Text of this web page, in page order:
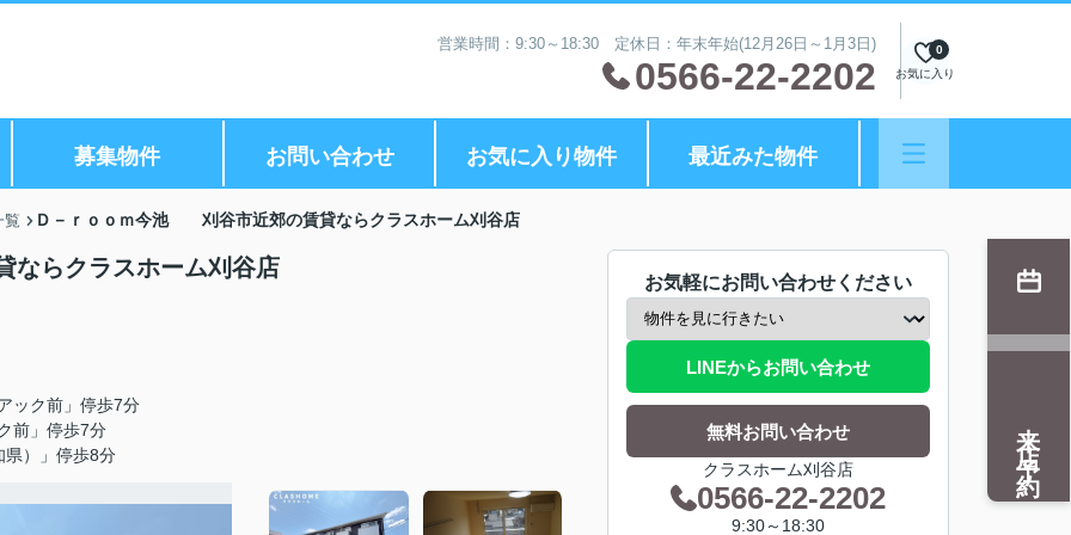
営業時間：9:30～18:30 定休日：年末年始(12月26日～1月3日)
0566-22-2202 お気に入り
0
募集物件 お問い合わせ お気に入り物件 最近みた物件
覧 Ｄ－ｒｏｏｍ今池 刈谷市近郊の賃貸ならクラスホーム刈谷店
らクラスホーム刈谷店
ック前」停歩7分
前」停歩7分
県）」停歩8分
お気軽にお問い合わせください
LINEからお問い合わせ
無料お問い合わせ
クラスホーム刈谷店
0566-22-2202
9:30～18:30
来店予約